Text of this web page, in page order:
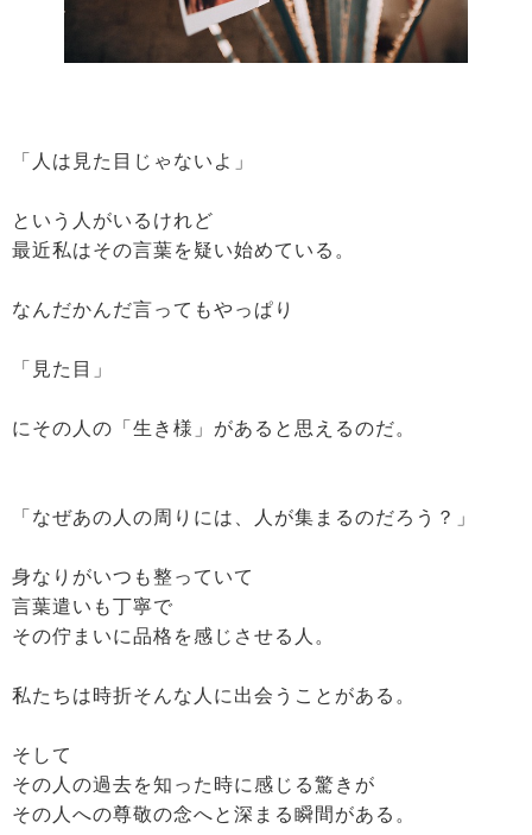
「人は見た目じゃないよ」
という人がいるけれど
最近私はその言葉を疑い始めている。
なんだかんだ言ってもやっぱり
「見た目」
にその人の「生き様」があると思えるのだ。
「なぜあの人の周りには、人が集まるのだろう？」
身なりがいつも整っていて
言葉遣いも丁寧で
その佇まいに品格を感じさせる人。
私たちは時折そんな人に出会うことがある。
そして
その人の過去を知った時に感じる驚きが
その人への尊敬の念へと深まる瞬間がある。